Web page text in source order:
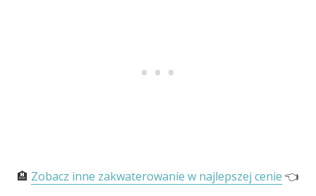
🏨 Zobacz inne zakwaterowanie w najlepszej cenie 👈